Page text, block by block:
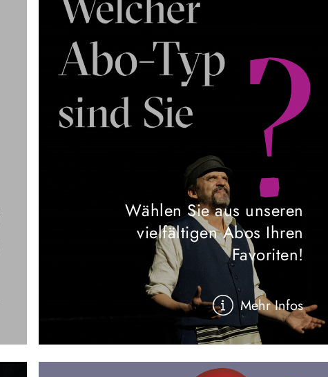
Wählen Sie aus unseren
vielfältigen Abos Ihren
Favoriten!
Mehr Infos